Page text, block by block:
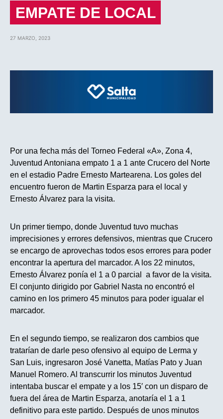
EMPATE DE LOCAL
27 MARZO, 2023
Por una fecha más del Torneo Federal «A», Zona 4,
Juventud Antoniana empato 1 a 1 ante Crucero del Norte
en el estadio Padre Ernesto Martearena. Los goles del
encuentro fueron de Martin Esparza para el local y
Ernesto Álvarez para la visita.
Un primer tiempo, donde Juventud tuvo muchas
imprecisiones y errores defensivos, mientras que Crucero
se encargo de aprovechas todos esos errores para poder
encontrar la apertura del marcador. A los 22 minutos,
Ernesto Álvarez ponía el 1 a 0 parcial a favor de la visita.
El conjunto dirigido por Gabriel Nasta no encontró el
camino en los primero 45 minutos para poder igualar el
marcador.
En el segundo tiempo, se realizaron dos cambios que
tratarían de darle peso ofensivo al equipo de Lerma y
San Luis, ingresaron José Vanetta, Matías Pato y Juan
Manuel Romero. Al transcurrir los minutos Juventud
intentaba buscar el empate y a los 15′ con un disparo de
fuera del área de Martin Esparza, anotaría el 1 a 1
definitivo para este partido. Después de unos minutos